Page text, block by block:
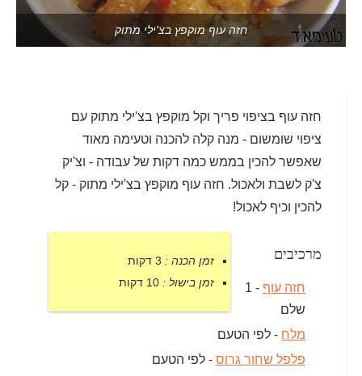
חזה עוף מוקפץ בצ'ילי מתוק
חזה עוף בציפוי פריך וקל מוקפץ בצ'ילי מתוק עם
ציפוי שומשום - מנה קלה להכנה וטעימה מאוד
שאפשר להכין בממש כמה דקות של עבודה - וצ'יק
צ'ק לשבת ולאכול. חזה עוף מוקפץ בצ'ילי מתוק - קל
להכין וכיף לאכול!
זמן הכנה : 3 דקות
זמן בישול : 10 דקות
מרכיבים
חזה עוף
- 1
שלם
מלח - לפי הטעם
פלפל שחור גרוס - לפי הטעם